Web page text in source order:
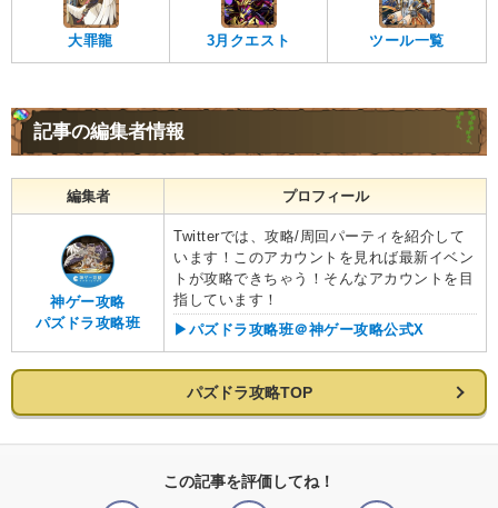
大罪龍 3月クエスト ツール一覧
記事の編集者情報
編集者 プロフィール
神ゲー攻略
パズドラ攻略班
Twitterでは、攻略/周回パーティを紹介して
います！このアカウントを見れば最新イベン
トが攻略できちゃう！そんなアカウントを目
指しています！
▶︎パズドラ攻略班＠神ゲー攻略公式X
パズドラ攻略TOP
この記事を評価してね！